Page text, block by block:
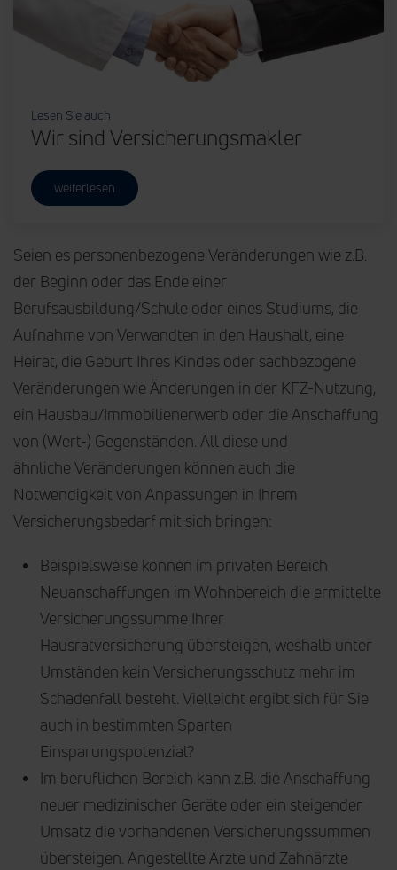
Lesen Sie auch
Wir sind Versicherungsmakler
weiterlesen
Seien es personenbezogene Veränderungen wie z.B.
der Beginn oder das Ende einer
Berufsausbildung/Schule oder eines Studiums, die
Aufnahme von Verwandten in den Haushalt, eine
Heirat, die Geburt Ihres Kindes oder sachbezogene
Veränderungen wie Änderungen in der KFZ-Nutzung,
ein Hausbau/Immobilienerwerb oder die Anschaffung
von (Wert-) Gegenständen. All diese und
ähnliche Veränderungen können auch die
Notwendigkeit von Anpassungen in Ihrem
Versicherungsbedarf mit sich bringen:
Beispielsweise können im privaten Bereich
Neuanschaffungen im Wohnbereich die ermittelte
Versicherungssumme Ihrer
Hausratversicherung übersteigen, weshalb unter
Umständen kein Versicherungsschutz mehr im
Schadenfall besteht. Vielleicht ergibt sich für Sie
auch in bestimmten Sparten
Einsparungspotenzial?
Im beruflichen Bereich kann z.B. die Anschaffung
neuer medizinischer Geräte oder ein steigender
Umsatz die vorhandenen Versicherungssummen
übersteigen. Angestellte Ärzte und Zahnärzte